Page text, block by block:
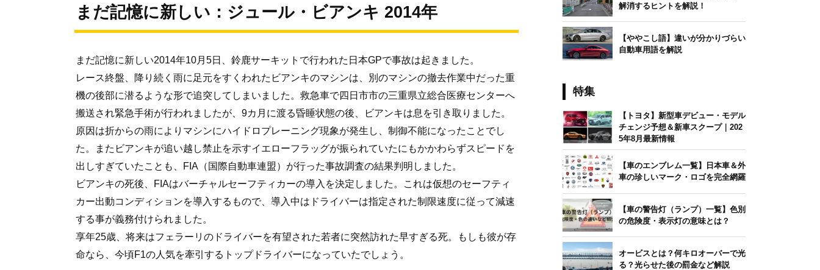
まだ記憶に新しい：ジュール・ビアンキ 2014年
まだ記憶に新しい2014年10月5日、鈴鹿サーキットで行われた日本GPで事故は起きました。
レース終盤、降り続く雨に足元をすくわれたビアンキのマシンは、別のマシンの撤去作業中だった重
機の後部に潜るような形で追突してしまいました。救急車で四日市市の三重県立総合医療センターへ
搬送され緊急手術が行われましたが、9カ月に渡る昏睡状態の後、ビアンキは息を引き取りました。
原因は折からの雨によりマシンにハイドロプレーニング現象が発生し、制御不能になったことでし
た。またビアンキが追い越し禁止を示すイエローフラッグが振られていたにもかかわらずスピードを
出しすぎていたことも、FIA（国際自動車連盟）が行った事故調査の結果判明しました。
ビアンキの死後、FIAはバーチャルセーフティカーの導入を決定しました。これは仮想のセーフティ
カー出動コンディションを導入するもので、導入中はドライバーは指定された制限速度に従って減速
する事が義務付けられました。
享年25歳、将来はフェラーリのドライバーを有望された若者に突然訪れた早すぎる死。もしも彼が存
命なら、今頃F1の人気を牽引するトップドライバーになっていたでしょう。
解消するヒントを解説！
【ややこし語】違いが分かりづらい
自動車用語を解説
特集
【トヨタ】新型車デビュー・モデル
チェンジ予想＆新車スクープ｜202
5年8月最新情報
【車のエンブレム一覧】日本車＆外
車の珍しいマーク・ロゴを完全網羅
【車の警告灯（ランプ）一覧】色別
の危険度・表示灯の意味とは？
オービスとは？何キロオーバーで光
る？光らせた後の罰金など解説